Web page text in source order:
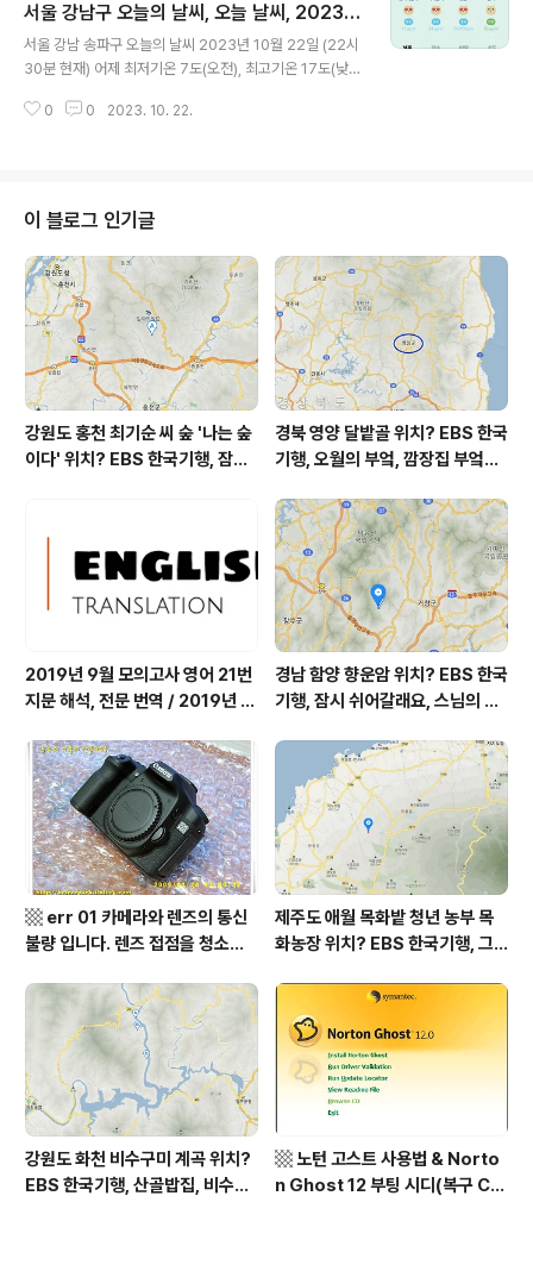
조 대기상황 공기질은 어제 초미세먼지 보통 = 16 ㎍/m³
미세먼지는 좋음 = 27 ㎍/m³ 황사는 보통 = 10 ㎍/m³
자외선 (오후) = 보통 오늘 초미세먼지 보통 = 16 ㎍/m³
미세먼지는 좋음 = 25 ㎍/m³ 황사는 보통 = 23 ㎍/m³
자외선 (오후) = 보통 대기상태는 어제와..
서울 강남구 오늘의 날씨, 오늘 날씨, 2023 1
022, 초미세먼지, 미세먼지, 황사, 자외선
서울 강남 송파구 오늘의 날씨 2023년 10월 22일 (22시
30분 현재) 어제 최저기온 7도(오전), 최고기온 17도(낮)
도 낮은 최저기온, 어제보다 1도 높은 최고기온입니다 아침
참조 대기상황 공기질은 어제 초미세먼지 좋음 = 6 ㎍/m
³ 미세먼지는 좋음 = 19 ㎍/m³ 황사는 보통 = 17 ㎍/m³
( 경기 지역 평균 ) 자외선 (오후) = 보통 오늘 초미세먼지
좋음 = 11 ㎍/m³ 미세먼지는 좋음 = 24 ㎍/m³ 황사는
보통 = 10 ㎍/m³ 자외선 (..
0 0 2023. 10. 22.
이 블로그 인기글
강원도 홍천 최기순 씨 숲 '나는 숲
이다' 위치? EBS 한국기행, 잠시
강원도 홍천군 가볼 만한 곳, (구)
까르돈, kbs 인간극장
경북 영양 달밭골 위치? EBS 한국
기행, 오월의 부엌, 깜장집 부엌은
어디? / 경상북도 영양군 가볼 만
한 곳, 영양읍 상원리. KBS 인간극
장 임분노미 할머니
2019년 9월 모의고사 영어 21번
지문 해석, 전문 번역 / 2019년 9
역, 평가원 2019년 고3 9월 영어
영역 외국어영역 전문 해석, Engli
sh to Korean translation
경남 함양 향운암 위치? EBS 한국
기행, 잠시 쉬어갈래요, 스님의 어
상남도 함양군 가볼 만한 곳, 용추
계곡 향운암 명천스님, 덕유산 황
석산 거망산 기백산
▩ err 01 카메라와 렌즈의 통신
불량 입니다. 렌즈 접점을 청소하
제주도 애월 목화밭 청년 농부 목
화농장 위치? EBS 한국기행, 그
사나이, 애월읍 어음리 정보람 씨
목화 재배 '목화오름' 목화농장 어
디? / 제주도 가볼 만한 곳
강원도 화천 비수구미 계곡 위치?
EBS 한국기행, 산골밥집, 비수구
▩ 노턴 고스트 사용법 & Norto
n Ghost 12 부팅 시디(복구 C